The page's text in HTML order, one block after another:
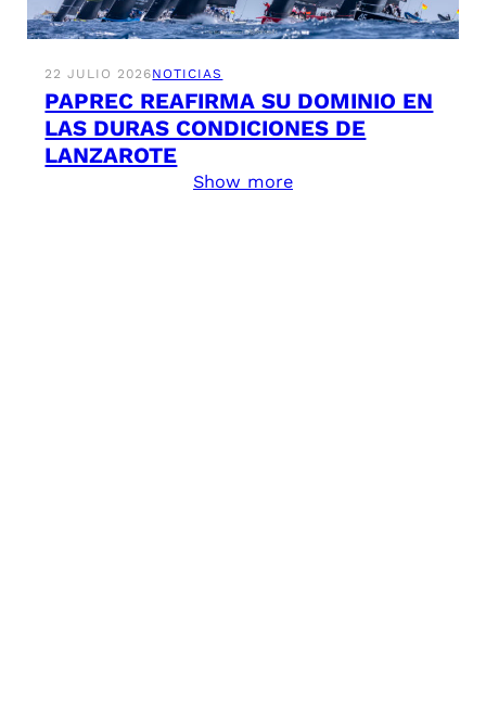
22 JULIO 2026NOTICIAS
PAPREC REAFIRMA SU DOMINIO EN
LAS DURAS CONDICIONES DE
LANZAROTE
Show more